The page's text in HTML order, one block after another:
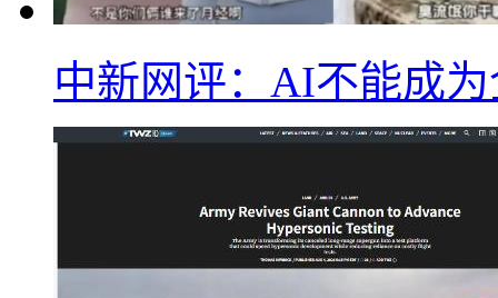
中新网评：AI不能成